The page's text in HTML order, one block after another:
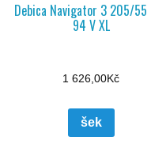
Debica Navigator 3 205/55
94 V XL
1 626,00Kč
šek